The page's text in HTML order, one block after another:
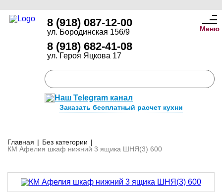
8 (918) 087-12-00
ул. Бородинская 156/9
8 (918) 682-41-08
ул. Героя Яцкова 17
Наш Telegram канал
Заказать бесплатный расчет кухни
Меню
Главная | Без категории |
КМ Афелия шкаф нижний 3 ящика ШНЯ(3) 600